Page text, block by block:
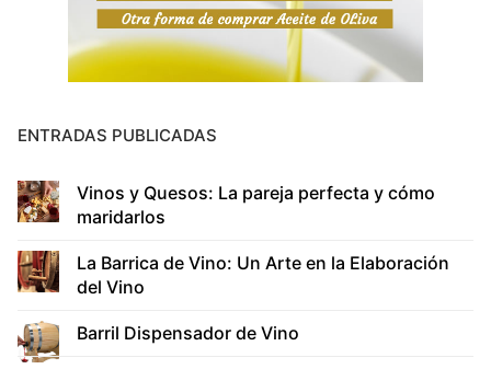
ENTRADAS PUBLICADAS
Vinos y Quesos: La pareja perfecta y cómo
maridarlos
La Barrica de Vino: Un Arte en la Elaboración
del Vino
Barril Dispensador de Vino